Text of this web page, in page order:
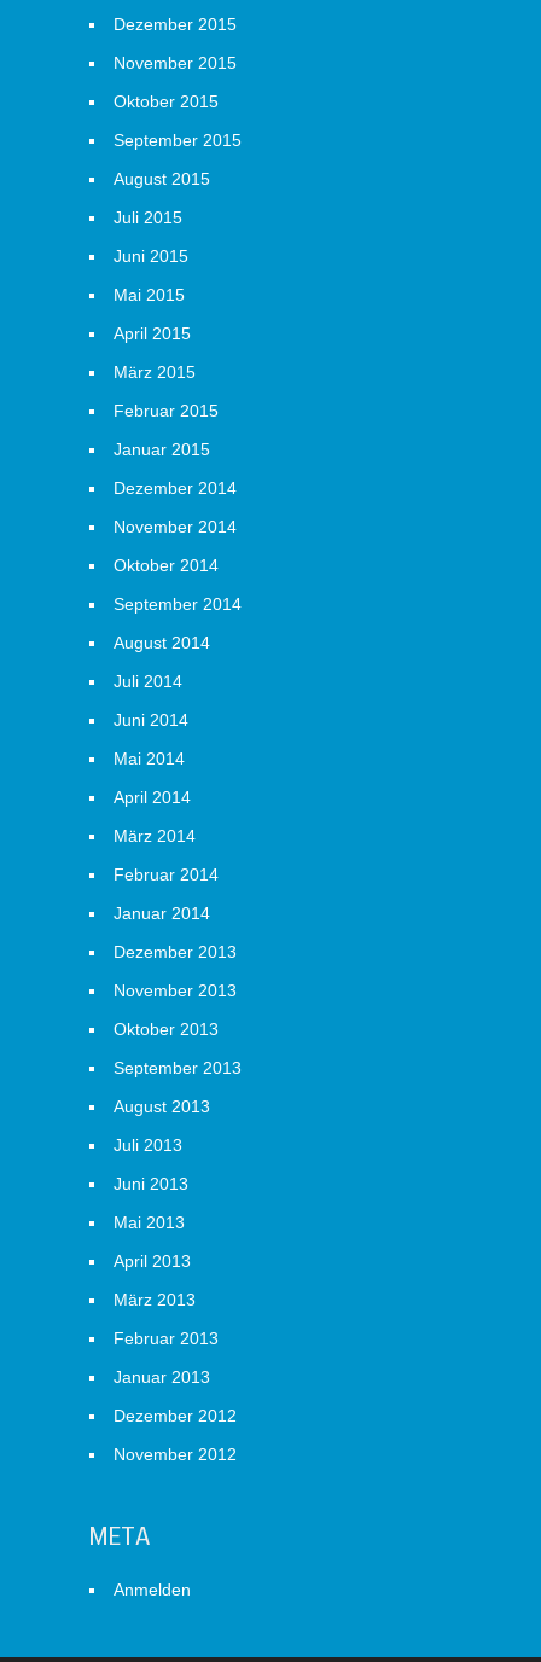
Dezember 2015
November 2015
Oktober 2015
September 2015
August 2015
Juli 2015
Juni 2015
Mai 2015
April 2015
März 2015
Februar 2015
Januar 2015
Dezember 2014
November 2014
Oktober 2014
September 2014
August 2014
Juli 2014
Juni 2014
Mai 2014
April 2014
März 2014
Februar 2014
Januar 2014
Dezember 2013
November 2013
Oktober 2013
September 2013
August 2013
Juli 2013
Juni 2013
Mai 2013
April 2013
März 2013
Februar 2013
Januar 2013
Dezember 2012
November 2012
META
Anmelden